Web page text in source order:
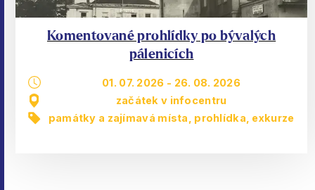
Komentované prohlídky po bývalých
pálenicích
01. 07. 2026 - 26. 08. 2026
začátek v infocentru
památky a zajímavá místa
prohlídka, exkurze